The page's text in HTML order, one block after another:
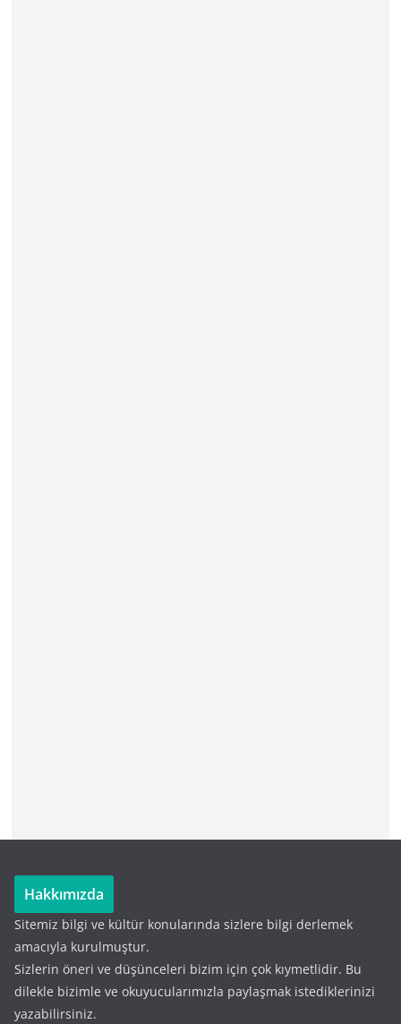
Hakkımızda
Sitemiz bilgi ve kültür konularında sizlere bilgi derlemek
amacıyla kurulmuştur.
Sizlerin öneri ve düşünceleri bizim için çok kıymetlidir. Bu
dilekle bizimle ve okuyucularımızla paylaşmak istediklerinizi
yazabilirsiniz.